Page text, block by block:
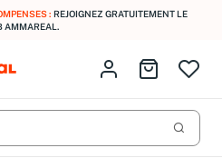
: REJOIGNEZ GRATUITEMENT LE
AMMAREAL.
Identifiez-vous
Aller au